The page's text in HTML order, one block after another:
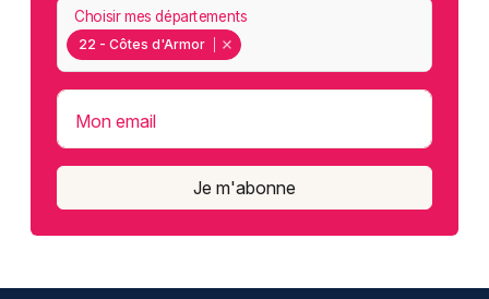
22 - Côtes d'Armor
Choisir mes départements
Mon email
Je m'abonne